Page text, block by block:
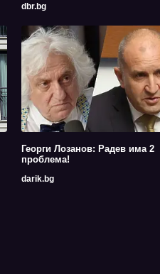
dbr.bg
Георги Лозанов: Радев има 2
проблема!
darik.bg